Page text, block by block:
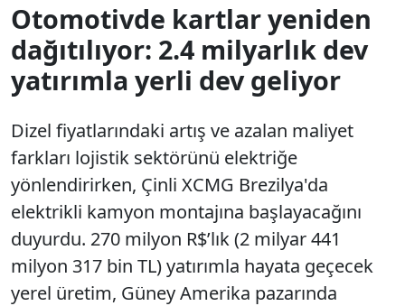
Otomotivde kartlar yeniden
dağıtılıyor: 2.4 milyarlık dev
yatırımla yerli dev geliyor
Dizel fiyatlarındaki artış ve azalan maliyet
farkları lojistik sektörünü elektriğe
yönlendirirken, Çinli XCMG Brezilya'da
elektrikli kamyon montajına başlayacağını
duyurdu. 270 milyon R$’lık (2 milyar 441
milyon 317 bin TL) yatırımla hayata geçecek
yerel üretim, Güney Amerika pazarında